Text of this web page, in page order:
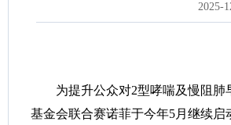
2025-
为提升公众对2型哮喘及慢阻肺
基金会联合赛诺菲于今年5月继续